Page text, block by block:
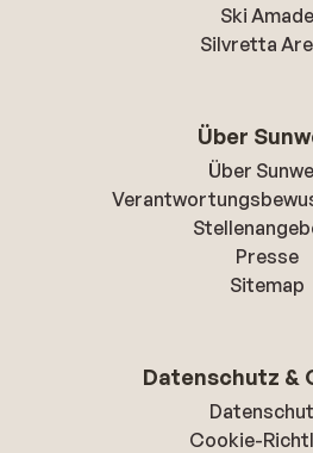
Ski Amade
Silvretta
Über
Über
Presse
Sitemap
Datenschutz &
Cookie-